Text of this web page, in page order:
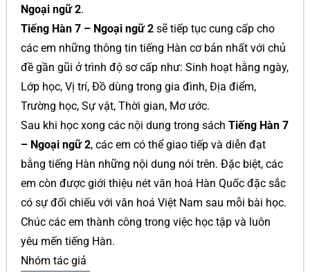
Ngoại ngữ 2.
Tiếng Hàn 7 – Ngoại ngữ 2 sẽ tiếp tục cung cấp cho
các em những thông tin tiếng Hàn cơ bản nhất với chủ
đề gần gũi ở trình độ sơ cấp như: Sinh hoạt hằng ngày,
Lớp học, Vị trí, Đồ dùng trong gia đình, Địa điểm,
Trường học, Sự vật, Thời gian, Mơ ước.
Sau khi học xong các nội dung trong sách Tiếng Hàn 7
– Ngoại ngữ 2, các em có thể giao tiếp và diễn đạt
bằng tiếng Hàn những nội dung nói trên. Đặc biệt, các
em còn được giới thiệu nét văn hoá Hàn Quốc đặc sắc
có sự đối chiếu với văn hoá Việt Nam sau mỗi bài học.
Chúc các em thành công trong việc học tập và luôn
yêu mến tiếng Hàn.
Nhóm tác giả